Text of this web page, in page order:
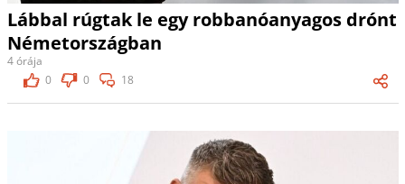
Lábbal rúgtak le egy robbanóanyagos drónt
Németországban
4 órája
0
0 18